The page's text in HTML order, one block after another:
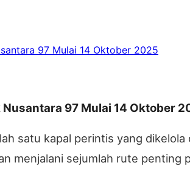
97 Mulai 14 Oktober 2025
97 Mulai 14 Oktober
satu kapal perintis yang
menjalani sejumlah rute